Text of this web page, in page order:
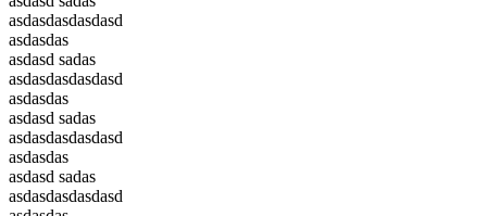
asdasdasdasdasd
asdasdas
asdasd sadas
asdasdasdasdasd
asdasdas
asdasd sadas
asdasdasdasdasd
asdasdas
asdasd sadas
asdasdasdasdasd